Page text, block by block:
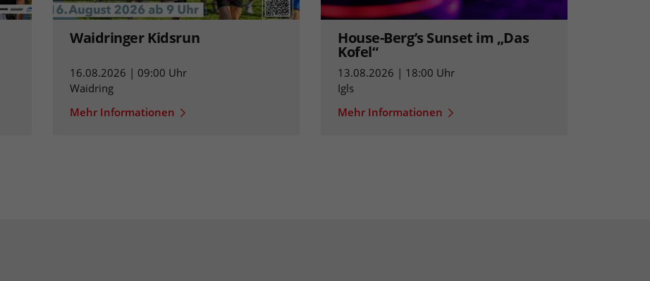
Waidringer Kidsrun
16.08.2026 | 09:00 Uhr
Waidring
Mehr Informationen
House-Berg’s Sunset im „Das
Kofel“
13.08.2026 | 18:00 Uhr
Igls
Mehr Informationen